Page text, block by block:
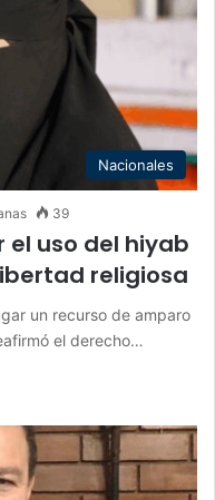
Nacionales
39
el uso del hiyab
religiosa
un recurso de amparo
el derecho…